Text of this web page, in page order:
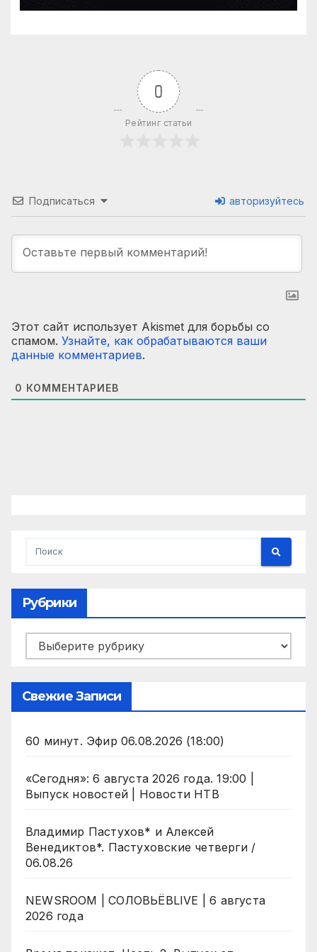
0
Рейтинг статьи
Подписаться авторизуйтесь
Этот сайт использует Akismet для борьбы со
спамом. Узнайте, как обрабатываются ваши
данные комментариев.
0 КОММЕНТАРИЕВ
Рубрики
Рубрики
Свежие Записи
60 минут. Эфир 06.08.2026 (18:00)
«Сегодня»: 6 августа 2026 года. 19:00 |
Выпуск новостей | Новости НТВ
Владимир Пастухов* и Алексей
Венедиктов*. Пастуховские четверги /
06.08.26
NEWSROOM | СОЛОВЬЁВLIVE | 6 августа
2026 года